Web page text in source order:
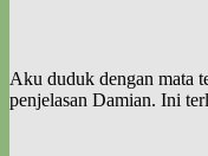
Aku duduk dengan mata
penjelasan Damian. Ini